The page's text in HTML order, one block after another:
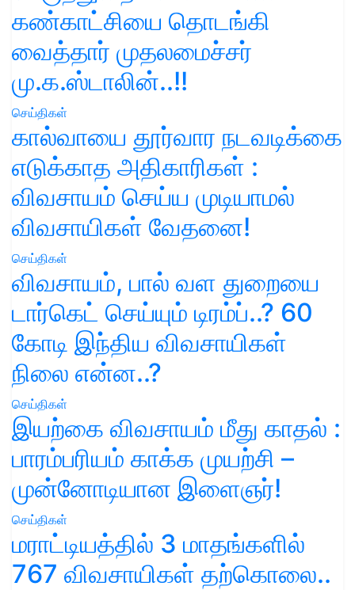
கண்காட்சியை தொடங்கி
வைத்தார் முதலமைச்சர்
மு.க.ஸ்டாலின்..!!
செய்திகள்
கால்வாயை தூர்வார நடவடிக்கை
எடுக்காத அதிகாரிகள் :
விவசாயம் செய்ய முடியாமல்
விவசாயிகள் வேதனை!
செய்திகள்
விவசாயம், பால் வள துறையை
டார்கெட் செய்யும் டிரம்ப்..? 60
கோடி இந்திய விவசாயிகள்
நிலை என்ன..?
செய்திகள்
இயற்கை விவசாயம் மீது காதல் :
பாரம்பரியம் காக்க முயற்சி –
முன்னோடியான இளைஞர்!
செய்திகள்
மராட்டியத்தில் 3 மாதங்களில்
767 விவசாயிகள் தற்கொலை..